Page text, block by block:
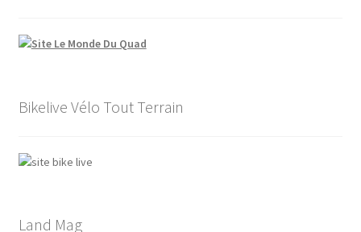
Bikelive Vélo Tout Terrain
Land Mag